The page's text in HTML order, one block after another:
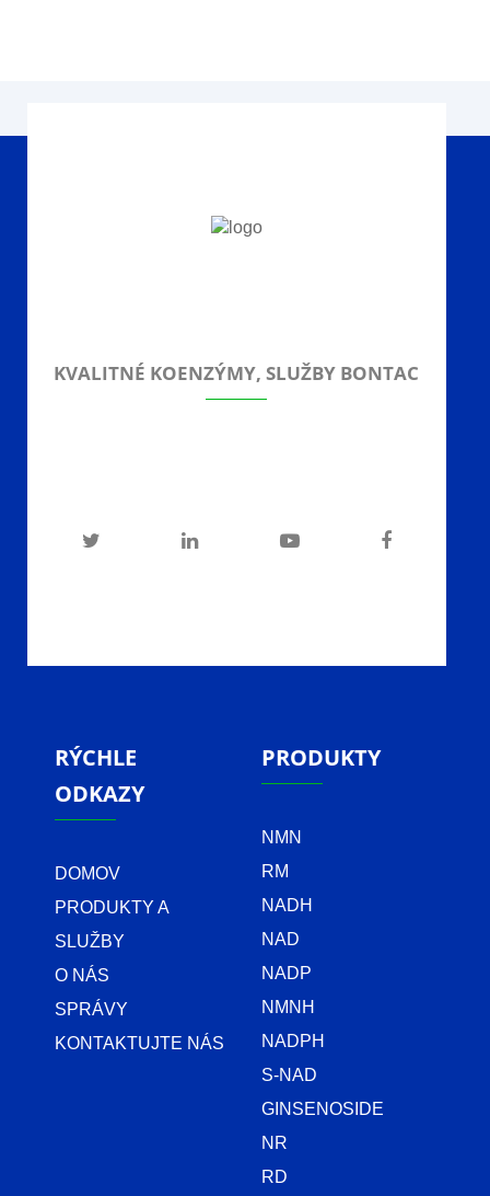
KVALITNÉ KOENZÝMY, SLUŽBY BONTAC
RÝCHLE
ODKAZY
DOMOV
PRODUKTY A
SLUŽBY
O NÁS
SPRÁVY
KONTAKTUJTE NÁS
PRODUKTY
NMN
RM
NADH
NAD
NADP
NMNH
NADPH
S-NAD
GINSENOSIDE
NR
RD